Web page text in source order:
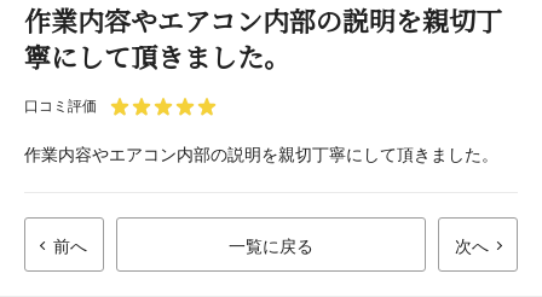
作業内容やエアコン内部の説明を親切丁
寧にして頂きました。
口コミ評価
作業内容やエアコン内部の説明を親切丁寧にして頂きました。
前へ 一覧に戻る 次へ